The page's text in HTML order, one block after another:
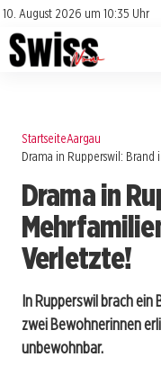
10. August 2026 um 10:35 Uhr
Impressum
Datenschutz
Jobs
Events
StartseiteAargau
Drama in Rupperswil:
Drama in
Verletzte!
In Rupperswil brach ein
zwei Bewohnerinnen
unbewohnbar.